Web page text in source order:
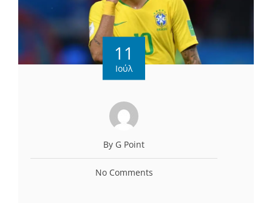
11
Ιούλ
By G Point
No Comments